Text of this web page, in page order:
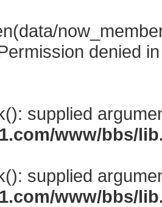
denied
supplied
www/bbs/
supplied
www/bbs/